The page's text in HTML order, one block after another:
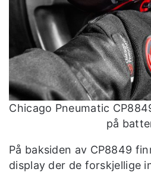
Chicago Pneumatic
på
På baksiden av CP8849
display der de forskjellige